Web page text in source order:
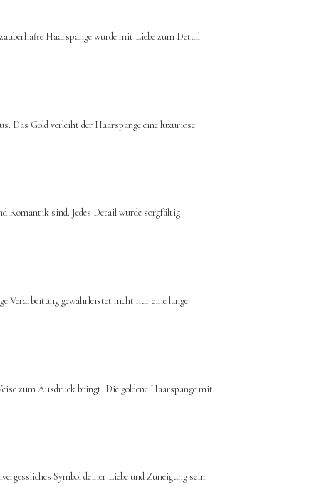
Haarspange wurde mit Liebe zum Detail
Das Gold verleiht der Haarspange eine luxuriöse
Romantik sind. Jedes Detail wurde sorgfältig
Verarbeitung gewährleistet nicht nur eine lange
zum Ausdruck bringt. Die goldene Haarspange mit
Symbol deiner Liebe und Zuneigung sein.